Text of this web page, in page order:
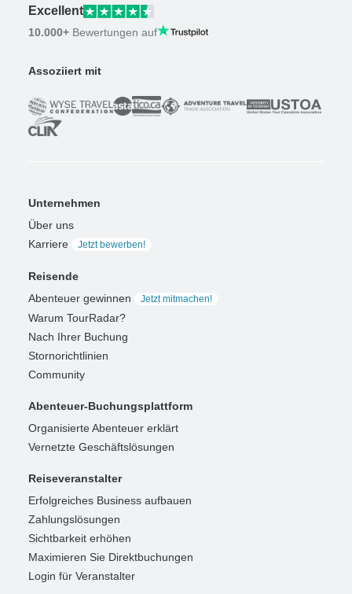
Excellent
10.000+ Bewertungen auf
Assoziiert mit
Unternehmen
Über uns
Karriere
Jetzt bewerben!
Reisende
Abenteuer gewinnen
Jetzt mitmachen!
Warum TourRadar?
Nach Ihrer Buchung
Stornorichtlinien
Community
Abenteuer-Buchungsplattform
Organisierte Abenteuer erklärt
Vernetzte Geschäftslösungen
Reiseveranstalter
Erfolgreiches Business aufbauen
Zahlungslösungen
Sichtbarkeit erhöhen
Maximieren Sie Direktbuchungen
Login für Veranstalter